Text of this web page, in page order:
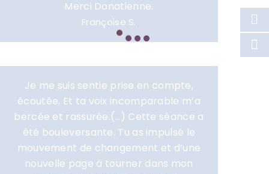
Merci Donatienne.
Françoise S.
Je me suis sentie prise en compte,
écoutée. Et ta voix incomparable m’a
bercée et rassurée.(…) Cette séance a
été bouleversante. Tu as impulsé le
mouvement de changement et d’une
nouvelle page à tourner dans mon